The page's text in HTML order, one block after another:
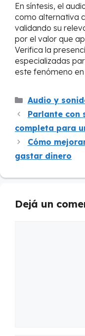
En síntesis, el
como alternativa
validando su
por el valor que
Verifica la
especializadas
este fenómeno
Categorías
Audio y
Parlante con
completa para
Cómo
gastar dinero
Dejá un